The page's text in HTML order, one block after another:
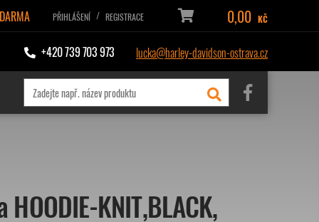
PŘIHLÁŠENÍ / REGISTRACE 0,00 KČ
+420 739 703 973 lucka@harley-davidson-ostrava.cz
KNIT,BLACK,